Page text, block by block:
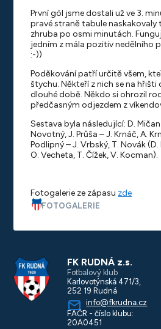
První gól jsme dostali už ve 3.
pravé straně tabule naskakovaly
zhruba po osmi minutách.
jedním z mála pozitiv nedělního
:-))
Poděkování patří určitě všem,
štychu. Někteří z nich se na
dlouhé době. Někdo si ohrozil
předčasným odjezdem z
Sestava byla následující: D. Mičan
Novotný, J. Průša – J. Krnáč, A.
Podlipný – J. Vrbský, T. Novák
O. Vecheta, T. Čížek, V. Kocman).
Fotogalerie ze zápasu zde
FOTOGALERIE
FK RUDNÁ z.s.
Fotbalový klub
Karlovotýnská 471/3,
252 19 Rudná
info@fkrudna.cz
FAČR - číslo klubu:
20A0451